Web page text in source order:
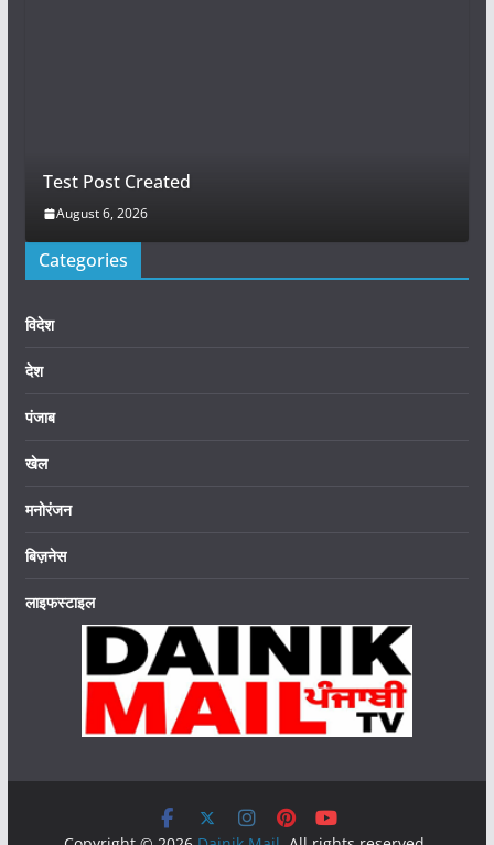
Test Post Created
August 6, 2026
Categories
विदेश
देश
पंजाब
खेल
मनोरंजन
बिज़नेस
लाइफस्टाइल